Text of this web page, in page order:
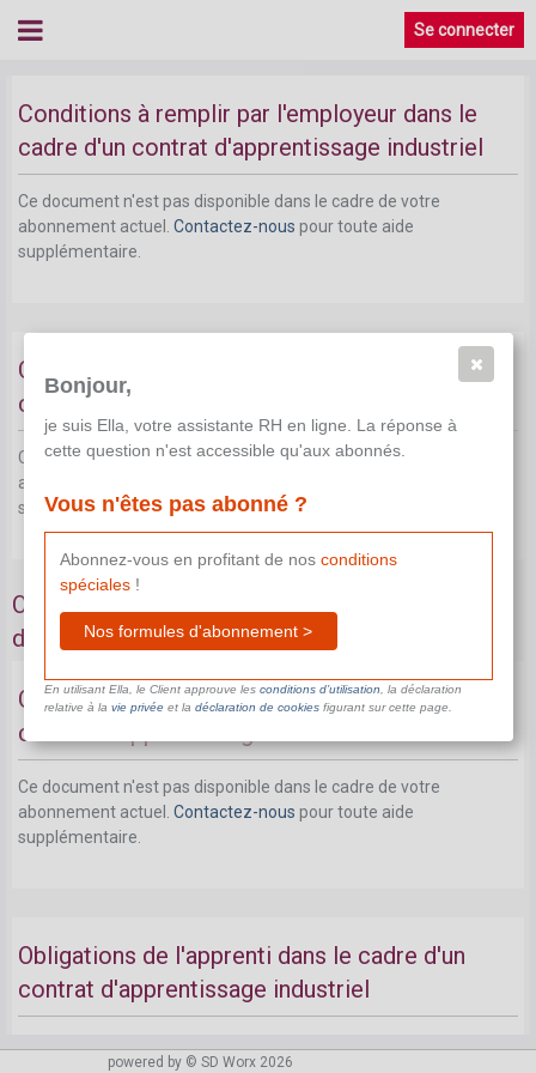
Se connecter
Conditions à remplir par l'employeur dans le
cadre d'un contrat d'apprentissage industriel
Ce document n'est pas disponible dans le cadre de votre
abonnement actuel. Contactez-nous pour toute aide
supplémentaire.
Conditions à remplir par l'apprenti dans le
cadre d'un contrat d'apprentissage industriel
Ce document n'est pas disponible dans le cadre de votre
abonnement actuel.
supplémentaire.
Obligations dans le cadre d'un contrat
d'apprentissage industriel
Obligations de l'employeur dans le cadre d'un
contrat d'apprentissage industriel
Ce document n'est pas disponible dans le cadre de votre
abonnement actuel. Contactez-nous pour toute aide
supplémentaire.
Obligations de l'apprenti dans le cadre d'un
contrat d'apprentissage industriel
abonnement actuel.Contactez-nous
powered by © SD Worx 2026
Bonjour,
je suis Ella, votre assistante RH en ligne. La réponse à
cette question n'est accessible qu'aux abonnés.
Vous n'êtes pas abonné ?
Abonnez-vous en profitant de nos conditions
spéciales!
Nos formules d'abonnement >
En utilisant Ella, le Client approuve les conditions d’utilisation , la déclaration
relative à la vie privéeet la déclaration de cookiesfigurant sur cette page.